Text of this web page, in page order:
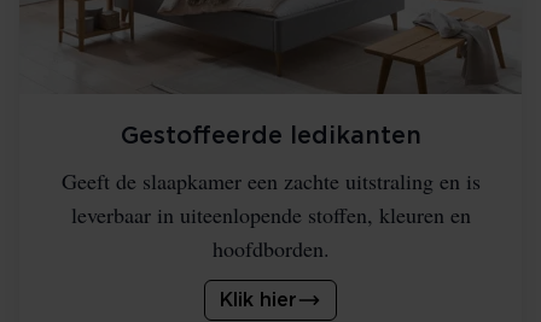
Gestoffeerde ledikanten
Geeft de slaapkamer een zachte uitstraling en is
leverbaar in uiteenlopende stoffen, kleuren en
hoofdborden.
Klik hier